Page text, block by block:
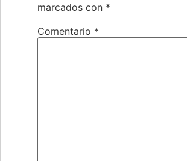
marcados con *
Comentario *